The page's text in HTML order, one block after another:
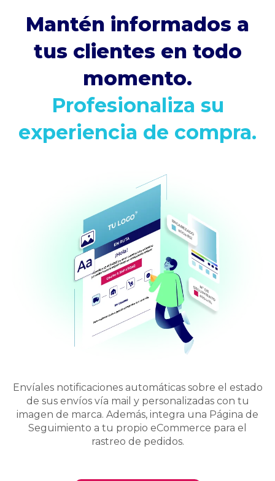
Mantén informados a
tus clientes en todo
momento.
Profesionaliza su
experiencia de compra.
Envíalesnotificaciones automáticas sobre el estado
de sus envíos vía mail y personalizadas con tu
imagen de marca. Además, integra una Página de
Seguimiento a tu propio eCommerce para el
rastreo de pedidos.